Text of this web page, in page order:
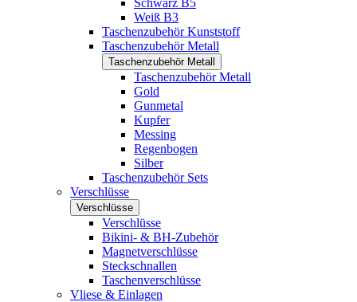
Schwarz B5
Weiß B3
Taschenzubehör Kunststoff
Taschenzubehör Metall
Taschenzubehör Metall
Taschenzubehör Metall
Gold
Gunmetal
Kupfer
Messing
Regenbogen
Silber
Taschenzubehör Sets
Verschlüsse
Verschlüsse
Verschlüsse
Bikini- & BH-Zubehör
Magnetverschlüsse
Steckschnallen
Taschenverschlüsse
Vliese & Einlagen